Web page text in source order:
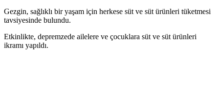
Gezgin, sağlıklı bir yaşam için herkese süt ve süt ürünleri tüketmesi
tavsiyesinde bulundu.
Etkinlikte, depremzede ailelere ve çocuklara süt ve süt ürünleri
ikramı yapıldı.